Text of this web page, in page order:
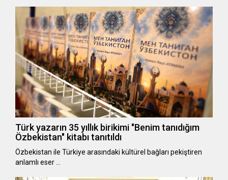
Türk yazarın 35 yıllık birikimi "Benim tanıdığım
Özbekistan" kitabı tanıtıldı
Özbekistan ile Türkiye arasındaki kültürel bağları pekiştiren
anlamlı eser …